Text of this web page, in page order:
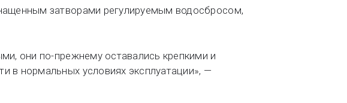
затворами регулируемым водосбросом,
они по-прежнему оставались крепкими и
в нормальных условиях эксплуатации», —